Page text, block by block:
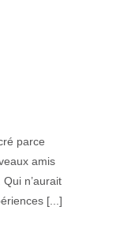
parce
amis
n’aurait
[...]